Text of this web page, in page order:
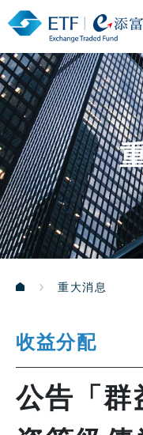
重大消息
收益分配
公告「群